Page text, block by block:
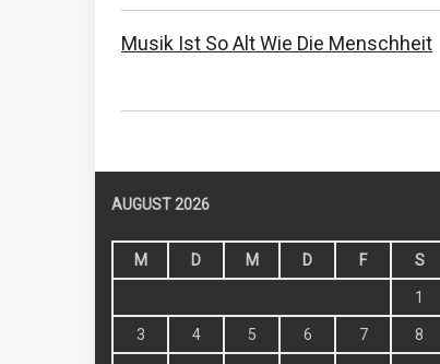
Beitragsnavigation
Vorherigen
Musik Ist So Alt Wie Die Menschheit
AUGUST 2026
M D M D F S
1
3 4 5 6 7 8